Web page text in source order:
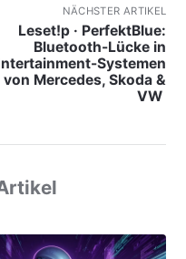
NÄCHSTER ARTIKEL
Leset!p · PerfektBlue:
Bluetooth-Lücke in
Systemen
von Mercedes, Skoda &
VW